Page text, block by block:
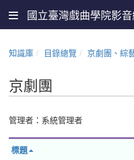
國立臺灣戲曲學院影
知識庫 目錄總覽 京劇團、綜
京劇團
管理者：系統管理者
標題